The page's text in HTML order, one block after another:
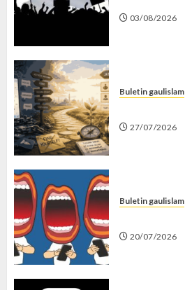
03/08/2026
Buletin gaulislam
27/07/2026
Buletin gaulislam
20/07/2026